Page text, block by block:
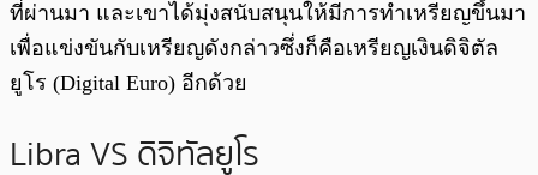
ที่ผ่านมา และเขาได้มุ่งสนับสนุนให้มีการทำเหรียญขึ้นมา
เพื่อแข่งขันกับเหรียญดังกล่าวซึ่งก็คือเหรียญเงินดิจิตัล
ยูโร (Digital Euro) อีกด้วย
Libra VS ดิจิทัลยูโร